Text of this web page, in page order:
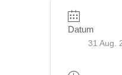
Datum
31 Aug.